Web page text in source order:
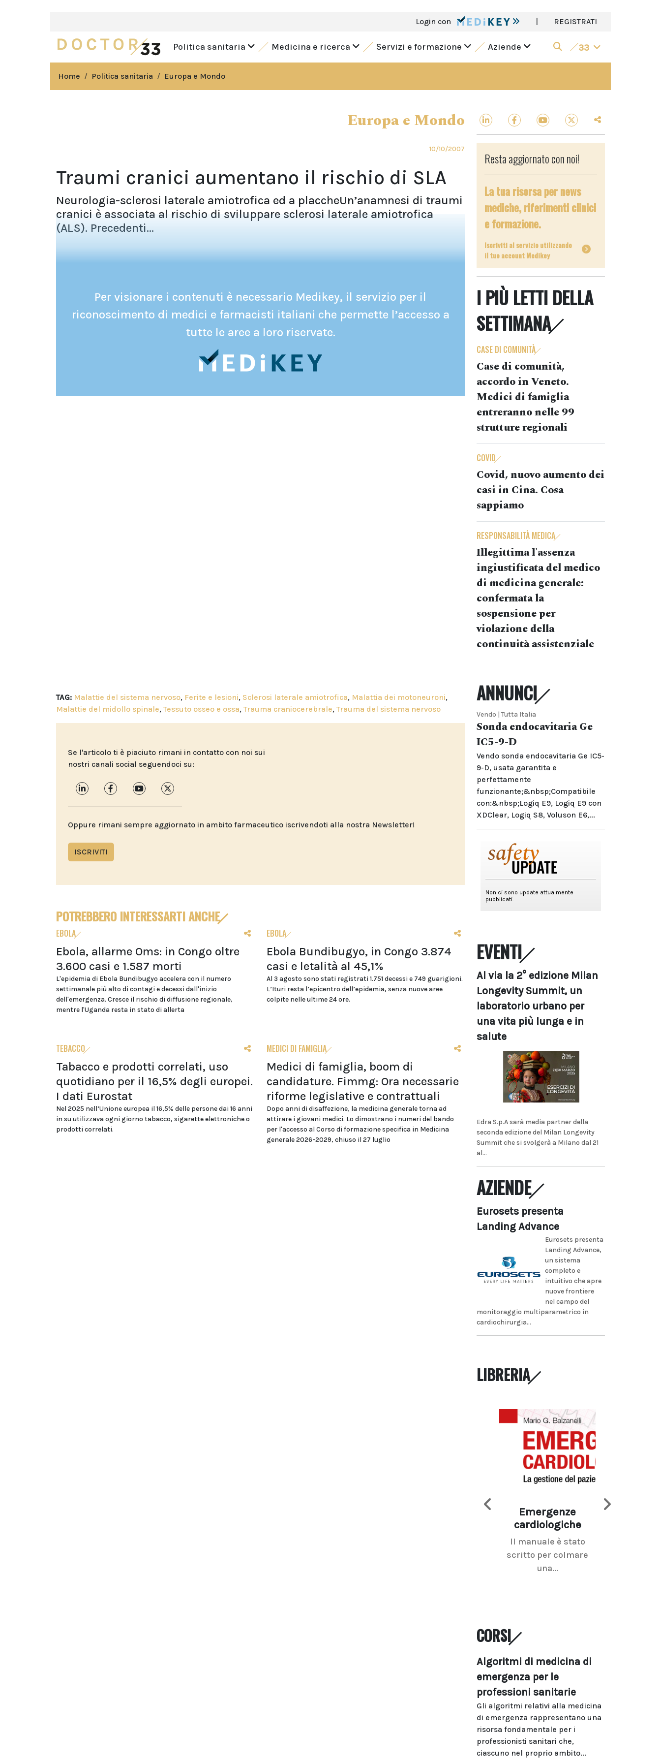
Login con | REGISTRATI
Politica sanitaria Medicina e ricerca Servizi e formazione Aziende 33
Home Politica sanitaria Europa e Mondo
Europa e Mondo
10/10/2007
Traumi cranici aumentano il rischio di SLA
Neurologia-sclerosi laterale amiotrofica ed a placcheUn’anamnesi di traumi
cranici è associata al rischio di sviluppare sclerosi laterale amiotrofica
(ALS). Precedenti...
Per visionare i contenuti è necessario Medikey, il servizio per il
riconoscimento di medici e farmacisti italiani che permette l’accesso a
tutte le aree a loro riservate.
TAG: Malattie del sistema nervoso, Ferite e lesioni, Sclerosi laterale amiotrofica, Malattia dei motoneuroni,
Malattie del midollo spinale,Tessuto osseo e ossa,Trauma craniocerebrale,Trauma del sistema nervoso
Se l'articolo ti è piaciuto rimani in contatto con noi sui
nostri canali social seguendoci su:
Oppure rimani sempre aggiornato in ambito farmaceutico iscrivendoti alla nostra Newsletter!
ISCRIVITI
POTREBBERO INTERESSARTI ANCHE
EBOLA
Ebola, allarme Oms: in Congo oltre
3.600 casi e 1.587 morti
L'epidemia di Ebola Bundibugyo accelera con il numero
settimanale più alto di contagi e decessi dall'inizio
dell'emergenza. Cresce il rischio di diffusione regionale,
mentre l'Uganda resta in stato di allerta
EBOLA
Ebola Bundibugyo, in Congo 3.874
casi e letalità al 45,1%
Al 3 agosto sono stati registrati 1.751 decessi e 749 guarigioni.
L’Ituri resta l’epicentro dell’epidemia, senza nuove aree
colpite nelle ultime 24 ore.
TEBACCO
Tabacco e prodotti correlati, uso
quotidiano per il 16,5% degli europei.
I dati Eurostat
Nel 2025 nell’Unione europea il 16,5% delle persone dai 16 anni
in su utilizzava ogni giorno tabacco, sigarette elettroniche o
prodotti correlati.
MEDICI DI FAMIGLIA
Medici di famiglia, boom di
candidature. Fimmg: Ora necessarie
riforme legislative e contrattuali
Dopo anni di disaffezione, la medicina generale torna ad
attirare i giovani medici. Lo dimostrano i numeri del bando
per l'accesso al Corso di formazione specifica in Medicina
generale 2026-2029, chiuso il 27 luglio
Resta aggiornato con noi!
La tua risorsa per news
mediche, riferimenti clinici
e formazione.
Iscriviti al servizio utilizzando
il tuo account Medikey
I PIÙ LETTI DELLA
SETTIMANA
CASE DI COMUNITÀ
Case di comunità,
accordo in Veneto.
Medici di famiglia
entreranno nelle 99
strutture regionali
COVID
Covid, nuovo aumento dei
casi in Cina. Cosa
sappiamo
RESPONSABILITÀ MEDICA
Illegittima l'assenza
ingiustificata del medico
di medicina generale:
confermata la
sospensione per
violazione della
continuità assistenziale
ANNUNCI
Vendo | Tutta Italia
Sonda endocavitaria Ge
IC5-9-D
Vendo sonda endocavitaria Ge IC5-
9-D, usata garantita e
perfettamente
funzionante;&nbsp;Compatibile
con:&nbsp;Logiq E9, Logiq E9 con
XDClear, Logiq S8, Voluson E6,...
EVENTI
Al via la 2° edizione Milan
Longevity Summit, un
laboratorio urbano per
una vita più lunga e in
salute
Edra S.p.A sarà media partner della
seconda edizione del Milan Longevity
Summit che si svolgerà a Milano dal 21
al...
AZIENDE
Eurosets presenta
Landing Advance
Eurosets presenta
Landing Advance,
un sistema
completo e
intuitivo che apre
nuove frontiere
nel campo del
monitoraggio multiparametrico in
cardiochirurgia...
LIBRERIA
Emergenze
cardiologiche
Il manuale è stato
scritto per colmare
una...
CORSI
Algoritmi di medicina di
emergenza per le
professioni sanitarie
Gli algoritmi relativi alla medicina
di emergenza rappresentano una
risorsa fondamentale per i
professionisti sanitari che,
ciascuno nel proprio ambito...